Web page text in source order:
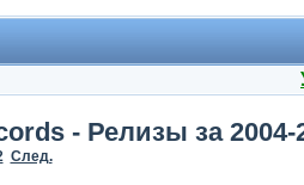
- Релизы за
След.